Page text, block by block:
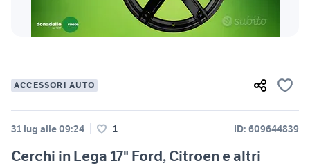
ACCESSORI AUTO
31 lug alle 09:24 1 ID: 609644839
Cerchi in Lega 17" Ford, Citroen e altri